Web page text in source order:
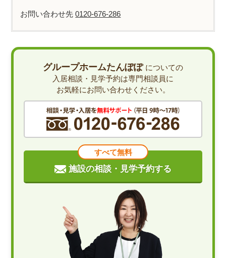
お問い合わせ先0120-676-286
グループホームたんぽぽ についての
入居相談・見学予約は専門相談員に
お気軽にお問い合わせください。
すべて無料
施設の相談・見学予約する